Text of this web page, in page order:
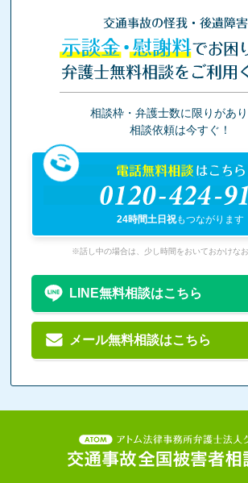
交通事故の怪我・後遺障
示談金・慰謝料でお困
弁護士無料相談をご利用
相談枠・弁護士数に限りがあ
相談依頼は今すぐ！
電話無料相談はこちら
0120-424-911
24時間土日祝もつながります
※話し中の場合は、少し時間をおいておかけな
LINE無料相談はこちら
メール無料相談はこちら